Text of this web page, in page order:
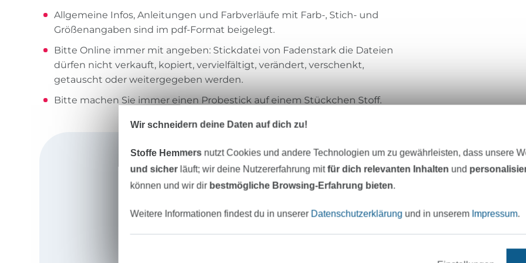
Allgemeine Infos, Anleitungen und Farbverläufe mit Farb-, Stich- und
Größenangaben sind im pdf-Format beigelegt.
Bitte Online immer mit angeben: Stickdatei von Fadenstark die Dateien
dürfen nicht verkauft, kopiert, vervielfältigt, verändert, verschenkt,
getauscht oder weitergegeben werden.
Bitte machen Sie immer einen Probestick auf einem Stückchen Stoff.
Fadenstark
Hallo, ich bin Melanie von Fadenstark und
begleitet mich jeden Tag, wenn neue
Plotterdateien umwandle.
Wir schneidern deine Daten auf dich zu!
Stoffe Hemmers nutzt Cookies und andere Technologien um zu gewährleisten, dass unsere
und sicherläuft; wir deine Nutzererfahrung mitfür dich relevanten Inhalten und
können und wir dir bestmögliche Browsing-Erfahrung bieten.
Weitere Informationen findest du in unserer Datenschutzerklärung und in unserem Impressum.